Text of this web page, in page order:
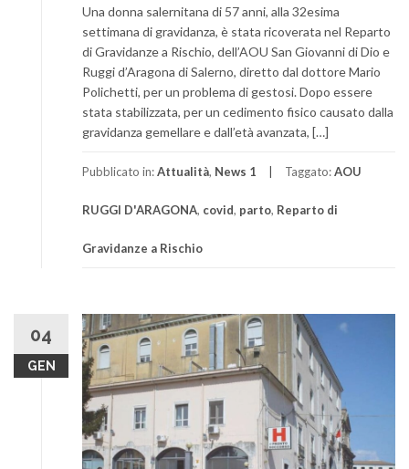
Una donna salernitana di 57 anni, alla 32esima
settimana di gravidanza, è stata ricoverata nel Reparto
di Gravidanze a Rischio, dell’AOU San Giovanni di Dio e
Ruggi d’Aragona di Salerno, diretto dal dottore Mario
Polichetti, per un problema di gestosi. Dopo essere
stata stabilizzata, per un cedimento fisico causato dalla
gravidanza gemellare e dall’età avanzata, […]
Pubblicato in:Attualità, News 1 Taggato:AOU
RUGGI D'ARAGONA, covid, parto, Reparto di
Gravidanze a Rischio
04
GEN